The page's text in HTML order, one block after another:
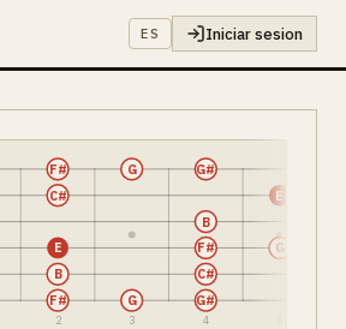
ES Iniciar sesion
2 3 4
F# G G#
B C#
E F# G
B
C# E
F# G G#